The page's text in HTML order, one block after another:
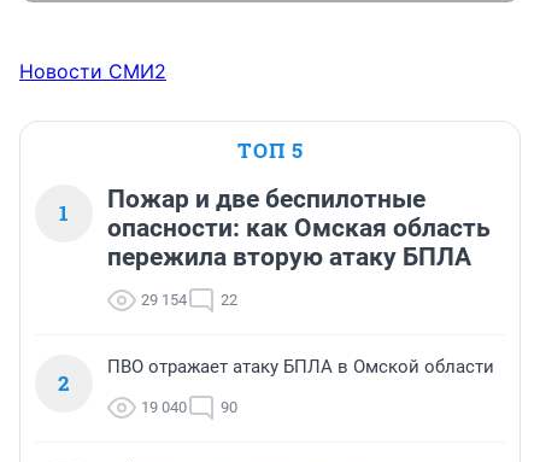
Новости СМИ2
ТОП 5
1
Пожар и две беспилотные
опасности: как Омская область
пережила вторую атаку БПЛА
29 154 22
2
ПВО отражает атаку БПЛА в Омской области
19 040 90